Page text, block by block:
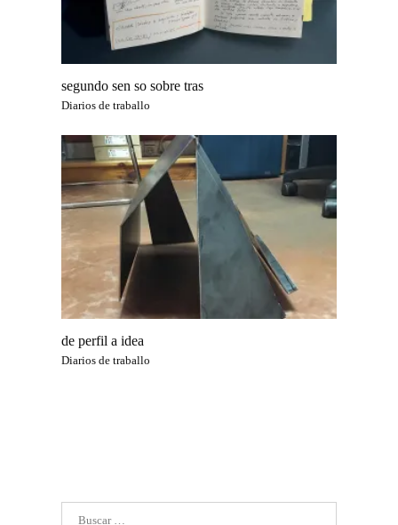
segundo sen so sobre tras
Diarios de traballo
de perfil a idea
Diarios de traballo